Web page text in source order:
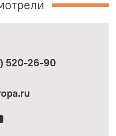
(992) 520-26-90